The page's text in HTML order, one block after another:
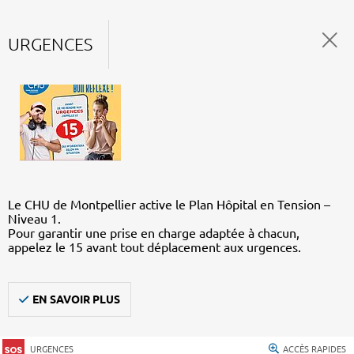
URGENCES
Le CHU de Montpellier active le Plan Hôpital en Tension –
Niveau 1.
Pour garantir une prise en charge adaptée à chacun,
appelez le 15 avant tout déplacement aux urgences.
EN SAVOIR PLUS
URGENCES ACCÈS RAPIDES